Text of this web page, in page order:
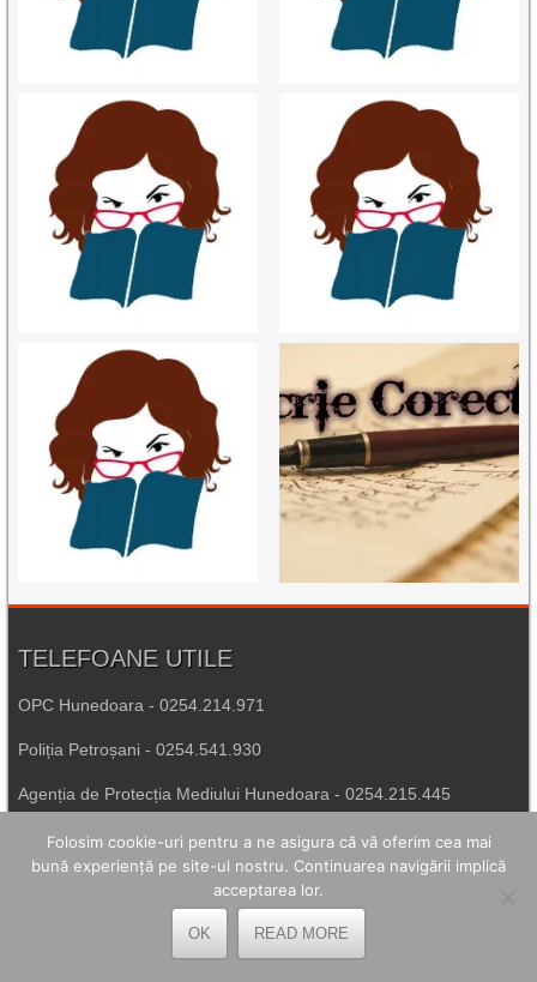
TELEFOANE UTILE
OPC Hunedoara - 0254.214.971
Poliția Petroșani - 0254.541.930
Agenția de Protecția Mediului Hunedoara - 0254.215.445
Spitalul de Urgență Petroșani - 0254.544.321
LEGĂTURI UTILE
Folosim cookie-uri pentru a ne asigura că vă oferim cea mai
bună experiență pe site-ul nostru. Continuarea navigării implică
acceptarea lor.
OK READ MORE